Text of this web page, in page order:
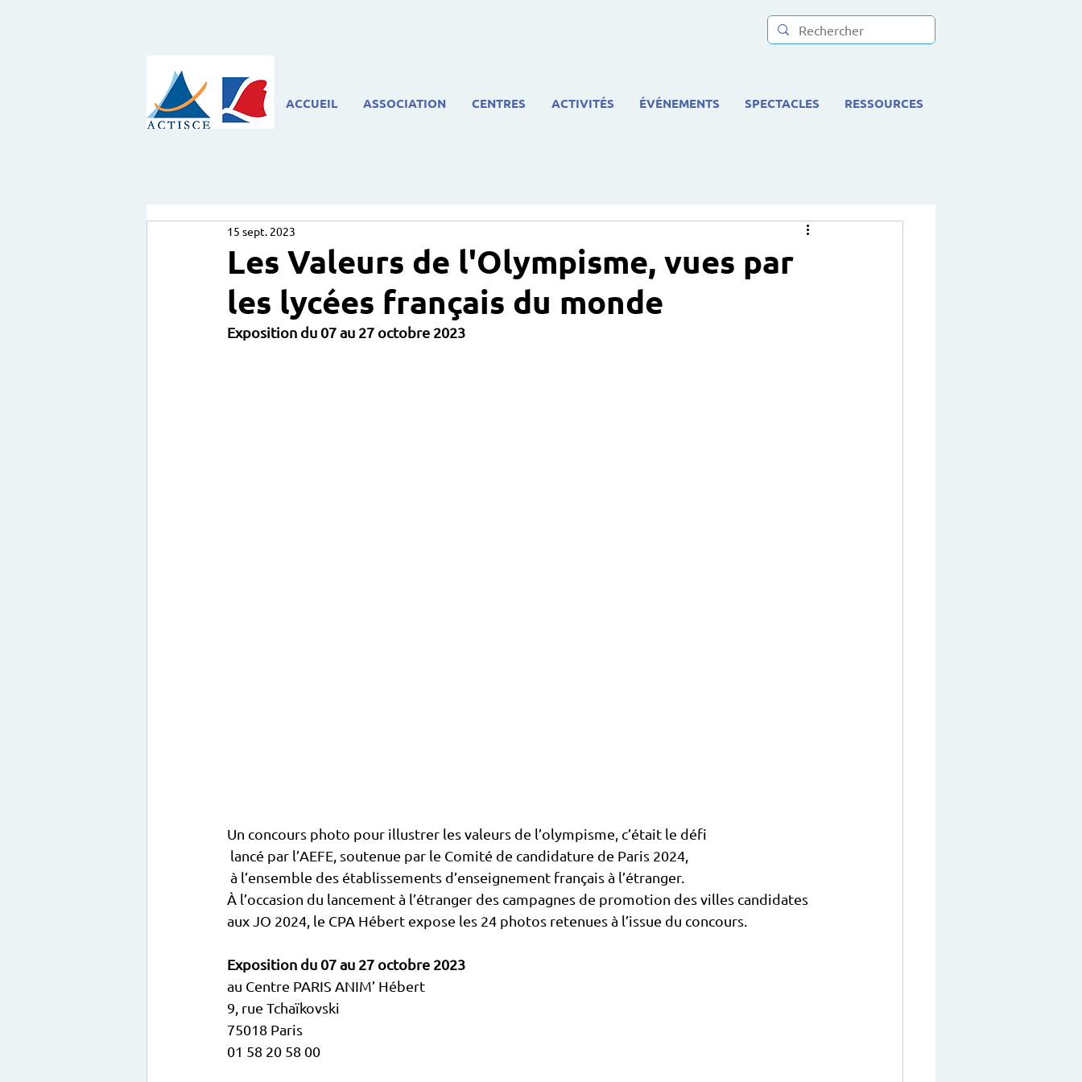
ACCUEIL ASSOCIATION CENTRES ACTIVITÉS ÉVÉNEMENTS SPECTACLES RESSOURCES
Les Valeurs de l'Olympisme, vues par
les lycées français du monde
15 sept. 2023
Exposition du 07 au 27 octobre 2023
Un concours photo pour illustrer les valeurs de l’olympisme, c’était le défi
lancé par l’AEFE, soutenue par le Comité de candidature de Paris 2024,
à l’ensemble des établissements d’enseignement français à l’étranger.
À l’occasion du lancement à l’étranger des campagnes de promotion des villes candidates
aux JO 2024, le CPA Hébert expose les 24 photos retenues à l’issue du concours.
Exposition du 07 au 27 octobre 2023
au Centre PARIS ANIM’ Hébert
9, rue Tchaïkovski
75018 Paris
01 58 20 58 00